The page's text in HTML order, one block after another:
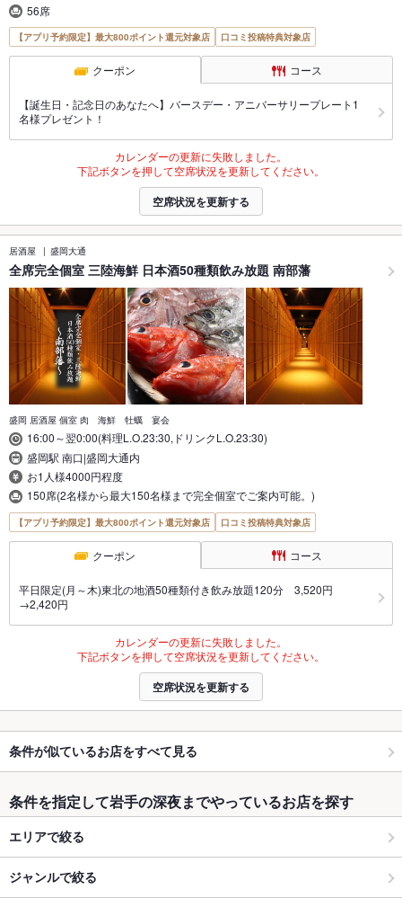
56席
【アプリ予約限定】最大800ポイント還元対象店 口コミ投稿特典対象店
クーポン コース
【誕生日・記念日のあなたへ】バースデー・アニバーサリープレート1
名様プレゼント！
カレンダーの更新に失敗しました。
下記ボタンを押して空席状況を更新してください。
空席状況を更新する
居酒屋 盛岡大通
全席完全個室 三陸海鮮 日本酒50種類飲み放題 南部藩
盛岡 居酒屋 個室 肉 海鮮 牡蠣 宴会
16:00～翌0:00(料理L.O.23:30,ドリンクL.O.23:30)
盛岡駅 南口|盛岡大通内
お1人様4000円程度
150席(2名様から最大150名様まで完全個室でご案内可能。)
【アプリ予約限定】最大800ポイント還元対象店 口コミ投稿特典対象店
クーポン コース
平日限定(月～木)東北の地酒50種類付き飲み放題120分 3,520円
→2,420円
カレンダーの更新に失敗しました。
下記ボタンを押して空席状況を更新してください。
空席状況を更新する
条件が似ているお店をすべて見る
条件を指定して岩手の深夜までやっているお店を探す
エリアで絞る
ジャンルで絞る